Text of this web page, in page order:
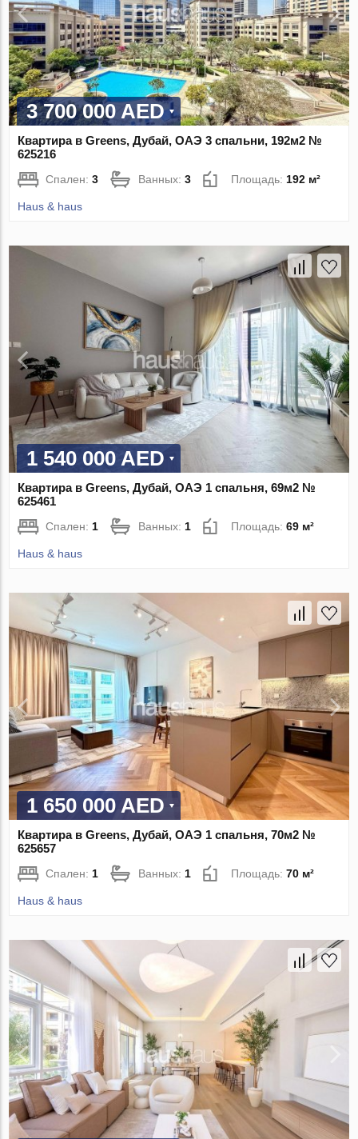
3 700 000 AED
Квартира в Greens, Дубай, ОАЭ 3 спальни, 192м2 №
625216
Спален:3 Ванных:3 Площадь:192 м²
Haus & haus
1 540 000 AED
Квартира в Greens, Дубай, ОАЭ 1 спальня, 69м2 №
625461
Спален: 1 Ванных: 1 Площадь:69 м²
Haus & haus
1 650 000 AED
Квартира в Greens, Дубай, ОАЭ 1 спальня, 70м2 №
625657
Спален: 1 Ванных: 1 Площадь:70 м²
Haus & haus